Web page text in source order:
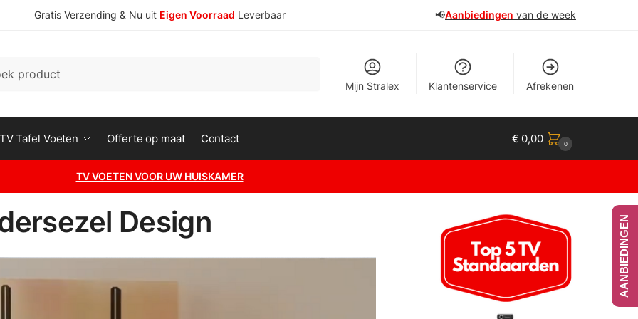
Gratis Verzending & Nu uit Eigen Voorraad Leverbaar 📢Aanbiedingen van de week
Mijn Stralex Klantenservice Afrekenen
TV Tafel Voeten Offerte op maat Contact € 0,00 0
TV VOETEN VOOR UW HUISKAMER
Design AANBIEDINGEN